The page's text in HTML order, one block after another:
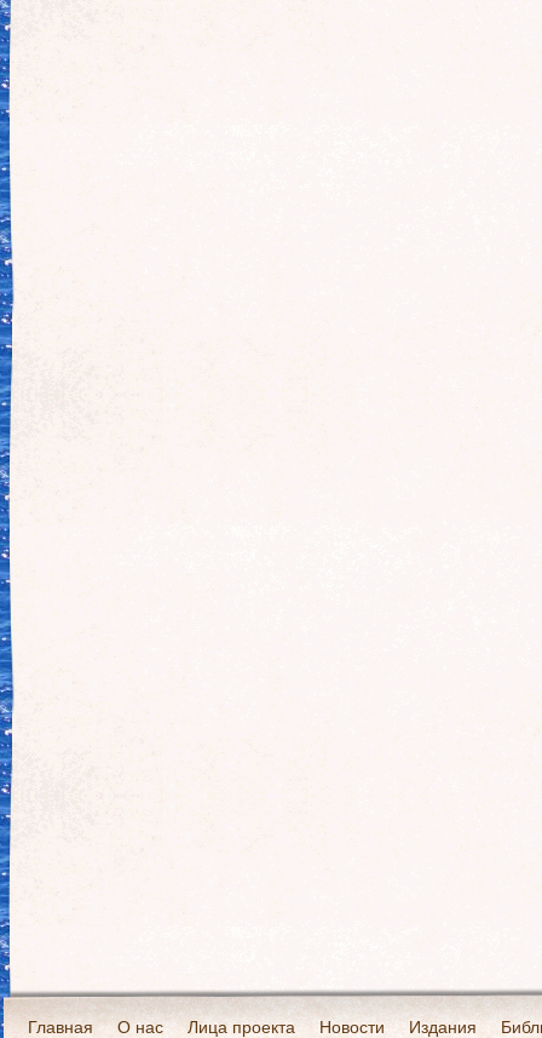
Главная О нас Лица проекта Новости Издания